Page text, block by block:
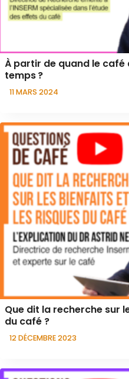
À partir de quand le
temps ?
11 MARS 2024
Que dit la recherche sur
du café ?
12 DÉCEMBRE 2023